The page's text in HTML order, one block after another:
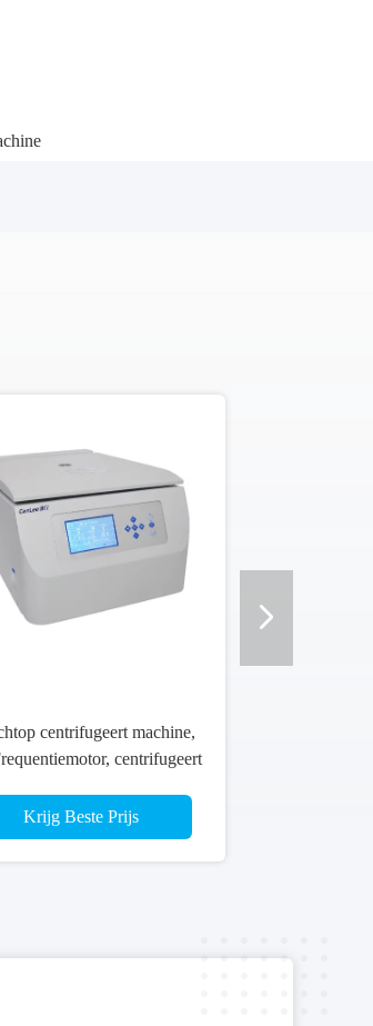
centrifugeert machine,
centrifugeert
Machine
Krijg Beste Prijs